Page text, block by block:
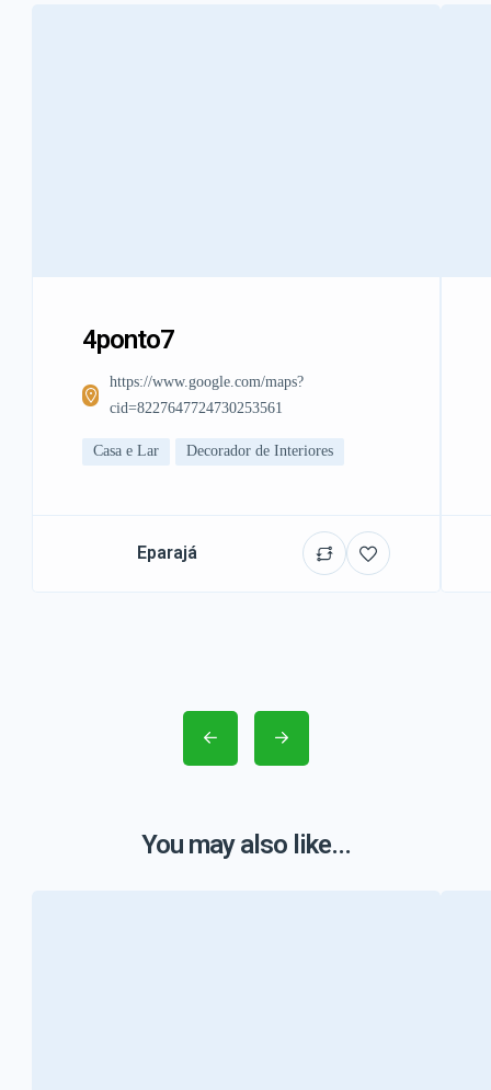
4ponto7
https://www.google.com/maps?
cid=8227647724730253561
Casa e Lar Decorador de Interiores
Eparajá
You may also like...